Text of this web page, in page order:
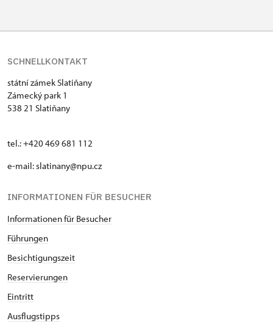
SCHNELLKONTAKT
státní zámek Slatiňany
Zámecký park 1
538 21 Slatiňany
tel.: +420 469 681 112
e-mail: slatinany@npu.cz
INFORMATIONEN FÜR BESUCHER
Informationen für Besucher
Führungen
Besichtigungszeit
Reservierungen
Eintritt
Ausflugstipps